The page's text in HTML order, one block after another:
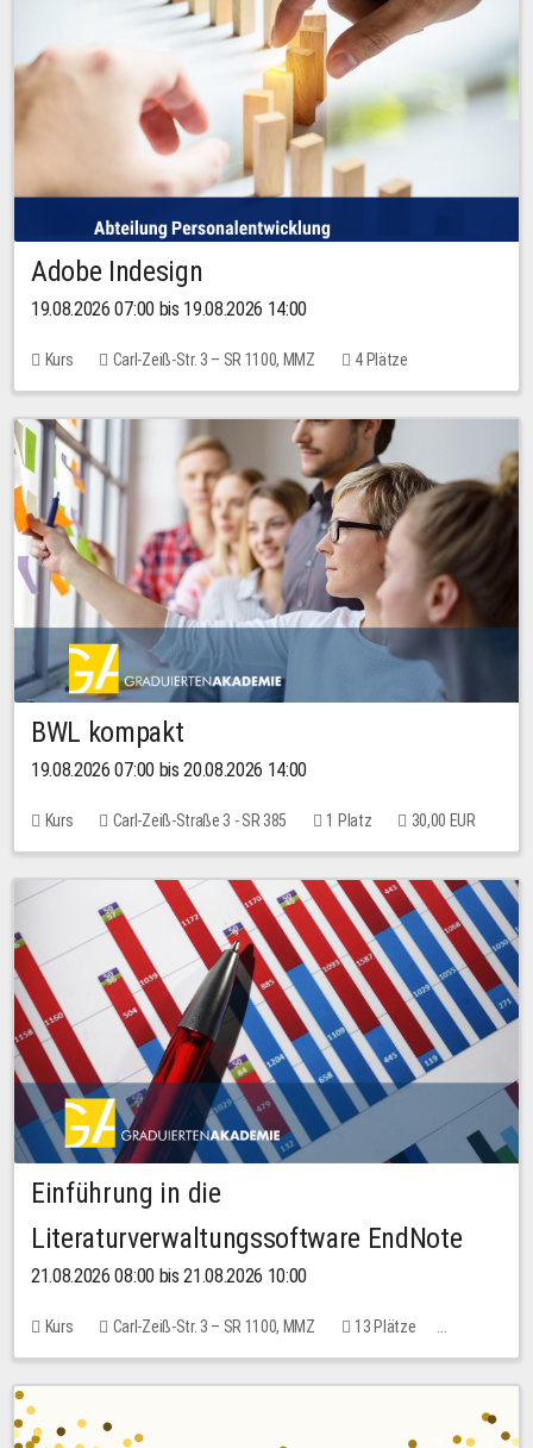
Adobe Indesign
19.08.2026 07:00 bis 19.08.2026 14:00
Kurs Carl-Zeiß-Str. 3 – SR 1100, MMZ 4 Plätze
BWL kompakt
19.08.2026 07:00 bis 20.08.2026 14:00
Kurs Carl-Zeiß-Straße 3 - SR 385 1 Platz 30,00 EUR
Einführung in die
Literaturverwaltungssoftware EndNote
21.08.2026 08:00 bis 21.08.2026 10:00
Kurs Carl-Zeiß-Str. 3 – SR 1100, MMZ
13 Plätze
10,00 EUR